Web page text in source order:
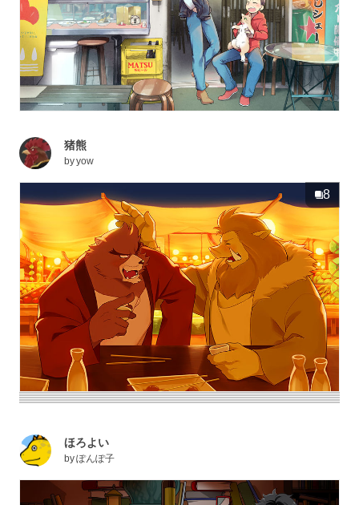
猪熊
byyow
8
ほろよい
byぽんぽ子